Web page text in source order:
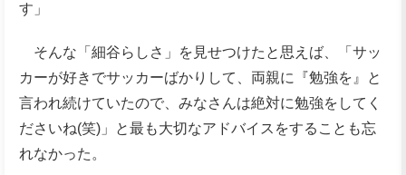
す」
そんな「細谷らしさ」を見せつけたと思えば、「サッ
カーが好きでサッカーばかりして、両親に『勉強を』と
言われ続けていたので、みなさんは絶対に勉強をしてく
ださいね(笑)」と最も大切なアドバイスをすることも忘
れなかった。